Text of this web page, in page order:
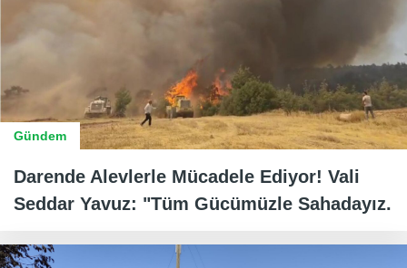
Gündem
Darende Alevlerle Mücadele Ediyor! Vali
Seddar Yavuz: "Tüm Gücümüzle Sahadayız.